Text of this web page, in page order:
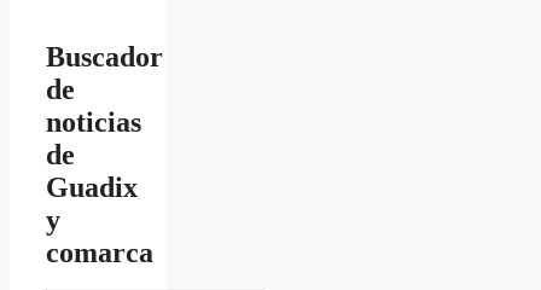
Buscador
de
noticias
de
Guadix
y
comarca